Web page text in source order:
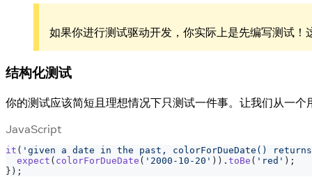
如果你进行测试驱动开发，你实际上是先编写测试
结构化测试
你的测试应该简短且理想情况下只测试一件事。让我们从一
JavaScript
it ( 'given a date in the past, colorForDueDate()
expect ( colorForDueDate ( '2000-10-20' ) ) . toBe ( 'red' ) ;
} ) ;